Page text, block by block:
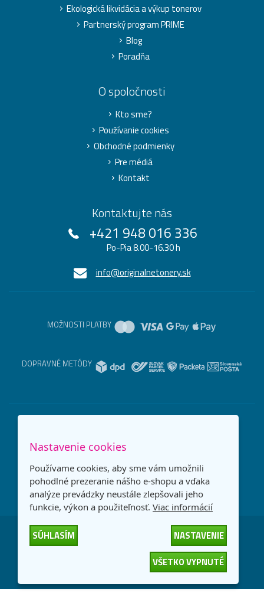
Ekologická likvidácia a výkup tonerov
Partnerský program PRIME
Blog
Poradňa
O spoločnosti
Kto sme?
Používanie cookies
Obchodné podmienky
Pre médiá
Kontakt
Kontaktujte nás
+421 948 016 336
Po-Pia 8.00-16.30 h
info@originalnetonery.sk
MOŽNOSTI PLATBY
DOPRAVNÉ METÓDY
Slovensko
-
Všetky práva vyhradené
Nastavenie cookies
Používame cookies, aby sme vám umožnili
pohodlné prezeranie nášho e-shopu a vďaka
analýze prevádzky neustále zlepšovali jeho
funkcie, výkon a použiteľnosť. Viac informácií
SÚHLASÍM
NASTAVENIE
VŠETKO VYPNUTÉ